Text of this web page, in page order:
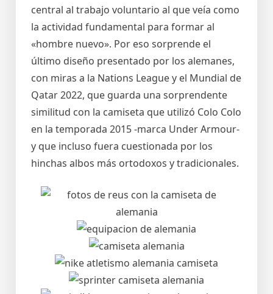
central al trabajo voluntario al que veía como
la actividad fundamental para formar al
«hombre nuevo». Por eso sorprende el
último diseño presentado por los alemanes,
con miras a la Nations League y el Mundial de
Qatar 2022, que guarda una sorprendente
similitud con la camiseta que utilizó Colo Colo
en la temporada 2015 -marca Under Armour-
y que incluso fuera cuestionada por los
hinchas albos más ortodoxos y tradicionales.